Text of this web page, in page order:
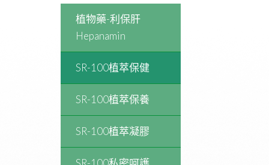
植物藥-利保肝
Hepanamin
SR-100植萃保健
SR-100植萃保養
SR-100植萃凝膠